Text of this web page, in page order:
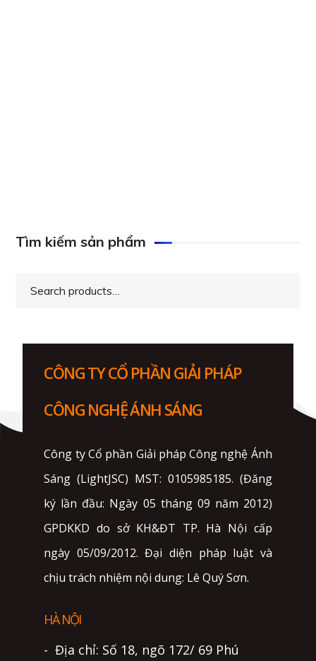
Tìm kiếm sản phẩm
Search
CÔNG TY CỔ PHẦN GIẢI PHÁP
CÔNG NGHỆ ÁNH SÁNG
Công ty Cổ phần Giải pháp Công nghệ Ánh
Sáng (LightJSC) MST: 0105985185. (Đăng
ký lần đầu: Ngày 05 tháng 09 năm 2012)
GPDKKD do sở KH&ĐT TP. Hà Nội cấp
ngày 05/09/2012. Đại diện pháp luật và
chịu trách nhiệm nội dung: Lê Quý Sơn.
HÀ NỘI
- Địa chỉ: Số 18, ngõ 172/ 69 Phú